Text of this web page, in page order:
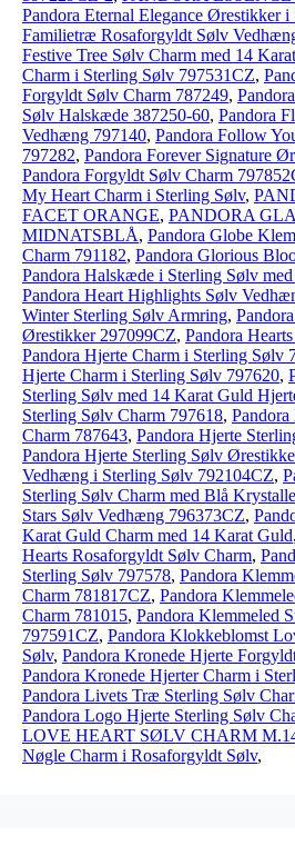
Pandora Eternal Elegance Ørestikker i
Familietræ Rosaforgyldt Sølv
Festive Tree Sølv Charm med 14
Charm i Sterling Sølv 797531CZ,
Forgyldt Sølv Charm 787249,
Sølv Halskæde 387250-60, Pandora
Vedhæng 797140, Pandora Follow
797282, Pandora Forever Signature
Pandora Forgyldt Sølv Charm
My Heart Charm i Sterling Sølv,
FACET ORANGE, PANDORA
MIDNATSBLÅ, Pandora Globe
Charm 791182, Pandora Glorious
Pandora Halskæde i Sterling Sølv
Pandora Heart Highlights Sølv
Winter Sterling Sølv Armring,
Ørestikker 297099CZ, Pandora
Pandora Hjerte Charm i Sterling Sølv
Hjerte Charm i Sterling Sølv 797620,
Sterling Sølv med 14 Karat Guld
Sterling Sølv Charm 797618,
Charm 787643, Pandora Hjerte
Pandora Hjerte Sterling Sølv
Vedhæng i Sterling Sølv 792104CZ,
Sterling Sølv Charm med Blå
Stars Sølv Vedhæng 796373CZ,
Karat Guld Charm med 14 Karat Guld,
Hearts Rosaforgyldt Sølv Charm,
Sterling Sølv 797578, Pandora
Charm 781817CZ, Pandora
Charm 781015, Pandora Klemmeled
797591CZ, Pandora Klokkeblomst
Sølv, Pandora Kronede Hjerte
Pandora Kronede Hjerter Charm i
Pandora Livets Træ Sterling Sølv
Pandora Logo Hjerte Sterling Sølv
LOVE HEART SØLV CHARM
Nøgle Charm i Rosaforgyldt Sølv,